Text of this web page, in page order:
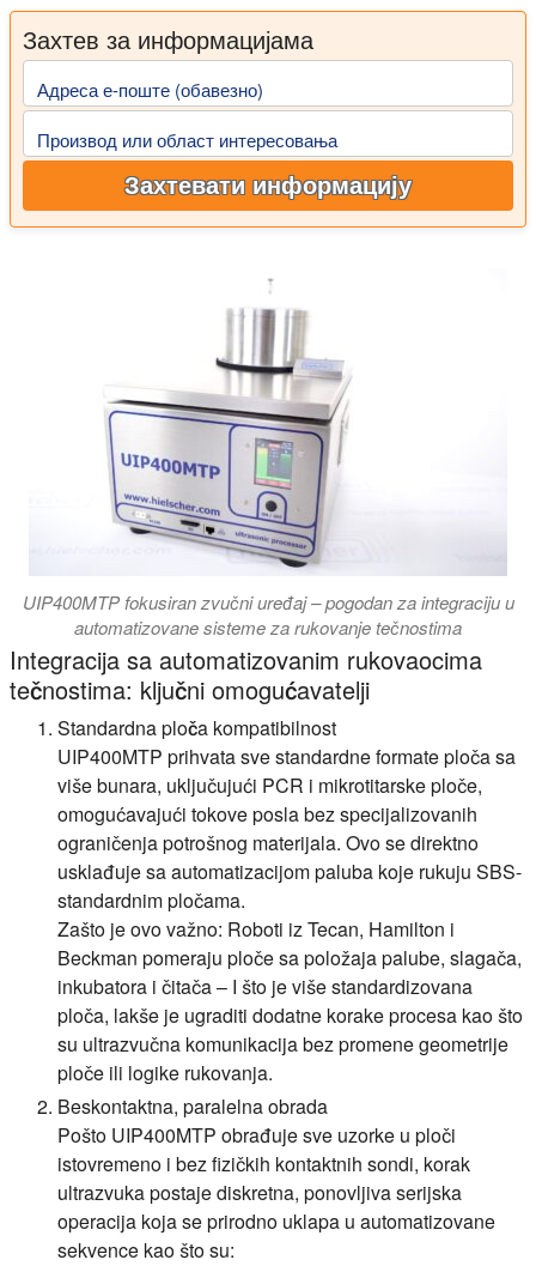
Захтев за информацијама
Адреса е-поште (обавезно)
Производ или област интересовања
Захтевати информацију
UIP400MTP fokusiran zvučni uređaj – pogodan za integraciju u
automatizovane sisteme za rukovanje tečnostima
Integracija sa automatizovanim rukovaocima
tečnostima: ključni omogućavatelji
Standardna ploča kompatibilnost
UIP400MTP prihvata sve standardne formate ploča sa
više bunara, uključujući PCR i mikrotitarske ploče,
omogućavajući tokove posla bez specijalizovanih
ograničenja potrošnog materijala. Ovo se direktno
usklađuje sa automatizacijom paluba koje rukuju SBS-
standardnim pločama.
Zašto je ovo važno: Roboti iz Tecan, Hamilton i
Beckman pomeraju ploče sa položaja palube, slagača,
inkubatora i čitača – I što je više standardizovana
ploča, lakše je ugraditi dodatne korake procesa kao što
su ultrazvučna komunikacija bez promene geometrije
ploče ili logike rukovanja.
Beskontaktna, paralelna obrada
Pošto UIP400MTP obrađuje sve uzorke u ploči
istovremeno i bez fizičkih kontaktnih sondi, korak
ultrazvuka postaje diskretna, ponovljiva serijska
operacija koja se prirodno uklapa u automatizovane
sekvence kao što su: